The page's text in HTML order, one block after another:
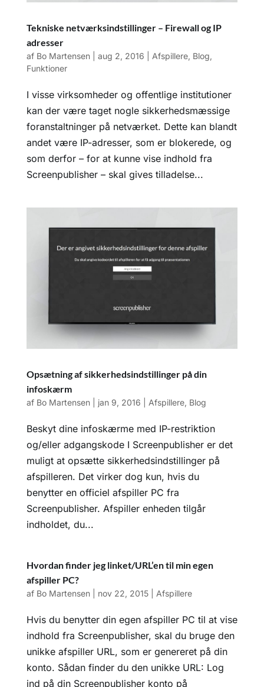
Tekniske netværksindstillinger – Firewall og IP
adresser
af Bo Martensen| aug 2, 2016 Afspillere, Blog,
Funktioner
I visse virksomheder og offentlige institutioner
kan der være taget nogle sikkerhedsmæssige
foranstaltninger på netværket. Dette kan blandt
andet være IP-adresser, som er blokerede, og
som derfor – for at kunne vise indhold fra
Screenpublisher – skal gives tilladelse...
Opsætning af sikkerhedsindstillinger på din
infoskærm
af Bo Martensen| jan 9, 2016 Afspillere, Blog
Beskyt dine infoskærme med IP-restriktion
og/eller adgangskode I Screenpublisher er det
muligt at opsætte sikkerhedsindstillinger på
afspilleren. Det virker dog kun, hvis du
benytter en officiel afspiller PC fra
Screenpublisher. Afspiller enheden tilgår
indholdet, du...
Hvordan finder jeg linket/URL’en til min egen
afspiller PC?
af Bo Martensen| nov 22, 2015| Afspillere
Hvis du benytter din egen afspiller PC til at vise
indhold fra Screenpublisher, skal du bruge den
unikke afspiller URL, som er genereret på din
konto. Sådan finder du den unikke URL: Log
ind på din Screenpublisher konto på